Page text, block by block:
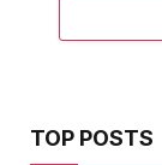
TOP POSTS